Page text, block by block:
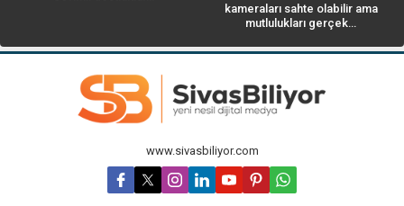
Geyik Leoparla savaşıyor. videoyu
izle
www.sivasbiliyor.com